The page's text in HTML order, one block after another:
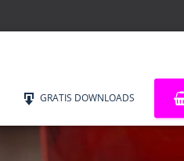
GRATIS DOWNLOADS